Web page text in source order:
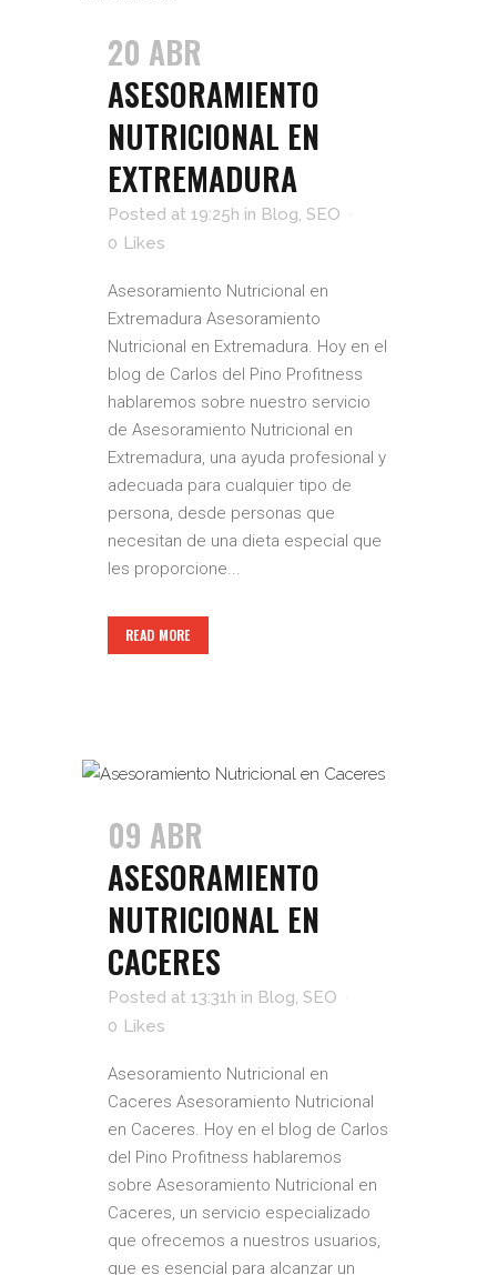
20 ABR
ASESORAMIENTO
NUTRICIONAL EN
EXTREMADURA
Posted at 19:25h in Blog, SEO
0 Likes
Asesoramiento Nutricional en
Extremadura Asesoramiento
Nutricional en Extremadura. Hoy en el
blog de Carlos del Pino Profitness
hablaremos sobre nuestro servicio
de Asesoramiento Nutricional en
Extremadura, una ayuda profesional y
adecuada para cualquier tipo de
persona, desde personas que
necesitan de una dieta especial que
les proporcione...
READ MORE
09 ABR
ASESORAMIENTO
NUTRICIONAL EN
CACERES
Posted at 13:31h in Blog, SEO
0 Likes
Asesoramiento Nutricional en
Caceres Asesoramiento Nutricional
en Caceres. Hoy en el blog de Carlos
del Pino Profitness hablaremos
sobre Asesoramiento Nutricional en
Caceres, un servicio especializado
que ofrecemos a nuestros usuarios,
que es esencial para alcanzar un